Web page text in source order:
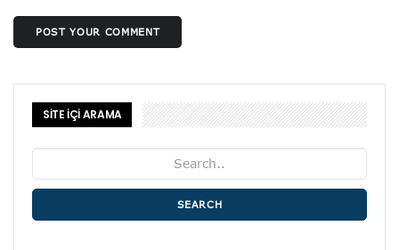
POST YOUR COMMENT
SİTE İÇİ ARAMA
SEARCH